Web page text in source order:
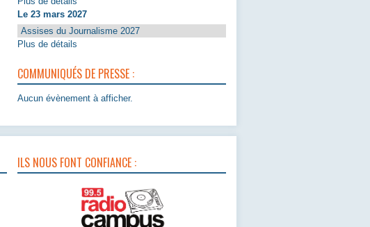
Le 23 mars 2027
Assises du Journalisme 2027
Plus de détails
COMMUNIQUÉS DE PRESSE :
Aucun évènement à afficher.
ILS NOUS FONT CONFIANCE :